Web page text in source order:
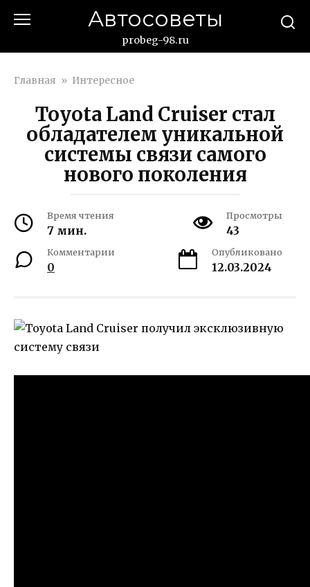
Автосоветы
probeg-98.ru
Главная » Интересное
Toyota Land Cruiser стал
обладателем уникальной
системы связи самого
нового поколения
Время чтения
7 мин.
Просмотры
43
Комментарии
0
Опубликовано
12.03.2024